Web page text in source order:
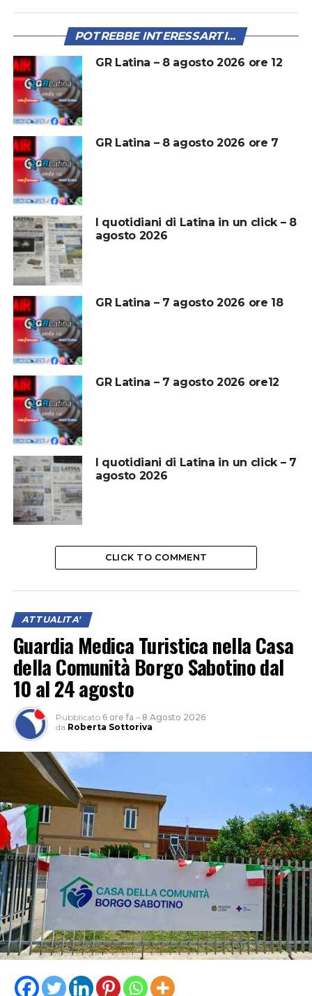
POTREBBE INTERESSARTI...
GR Latina – 8 agosto 2026 ore 12
GR Latina – 8 agosto 2026 ore 7
I quotidiani di Latina in un click – 8
agosto 2026
GR Latina – 7 agosto 2026 ore 18
GR Latina – 7 agosto 2026 ore12
I quotidiani di Latina in un click – 7
agosto 2026
CLICK TO COMMENT
ATTUALITA'
Guardia Medica Turistica nella Casa
della Comunità Borgo Sabotino dal
10 al 24 agosto
Pubblicato 6 ore fa – 8 Agosto 2026
da Roberta Sottoriva